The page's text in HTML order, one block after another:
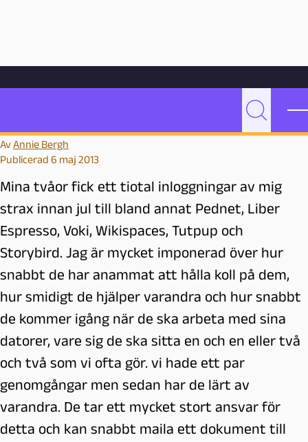
Hoppa till innehåll
e
d
g
g
M
a
m
ö
Sök
AvAnnie Bergh
Publicerad 6 maj 2013
Mina tvåor fick ett tiotal inloggningar av mig
strax innan jul till bland annat Pednet, Liber
Espresso, Voki, Wikispaces, Tutpup och
Storybird. Jag är mycket imponerad över hur
snabbt de har anammat att hålla koll på dem,
hur smidigt de hjälper varandra och hur snabbt
de kommer igång när de ska arbeta med sina
datorer, vare sig de ska sitta en och en eller två
och två som vi ofta gör. vi hade ett par
genomgångar men sedan har de lärt av
varandra. De tar ett mycket stort ansvar för
detta och kan snabbt maila ett dokument till